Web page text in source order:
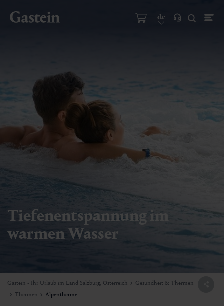
de
Tiefenentspannung im
warmen Wasser
Gastein - Ihr Urlaub im Land Salzburg, Österreich
Gesundheit & Thermen
Thermen
Alpentherme